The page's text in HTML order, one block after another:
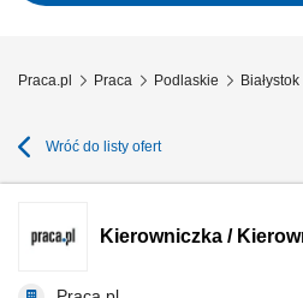
współpracy. Monitorowanie rynku oraz...
Praca.pl Praca Podlaskie Białystok
Wróć do listy ofert
Kierowniczka /